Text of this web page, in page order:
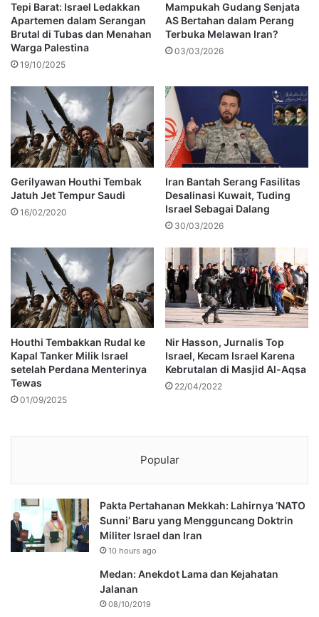
Tepi Barat: Israel Ledakkan
Apartemen dalam Serangan
Brutal di Tubas dan Menahan
Warga Palestina
19/10/2025
Mampukah Gudang Senjata
AS Bertahan dalam Perang
Terbuka Melawan Iran?
03/03/2026
Gerilyawan Houthi Tembak
Jatuh Jet Tempur Saudi
16/02/2020
Iran Bantah Serang Fasilitas
Desalinasi Kuwait, Tuding
Israel Sebagai Dalang
30/03/2026
Houthi Tembakkan Rudal ke
Kapal Tanker Milik Israel
setelah Perdana Menterinya
Tewas
01/09/2025
Nir Hasson, Jurnalis Top
Israel, Kecam Israel Karena
Kebrutalan di Masjid Al-Aqsa
22/04/2022
Popular
Pakta Pertahanan Mekkah: Lahirnya ‘NATO
Sunni’ Baru yang Mengguncang Doktrin
Militer Israel dan Iran
10 hours ago
Medan: Anekdot Lama dan Kejahatan
Jalanan
08/10/2019